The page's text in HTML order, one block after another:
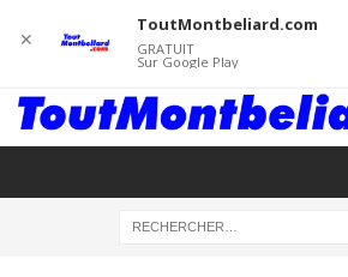
✕
ToutMontbeliard.com
GRATUIT
Sur Google Play